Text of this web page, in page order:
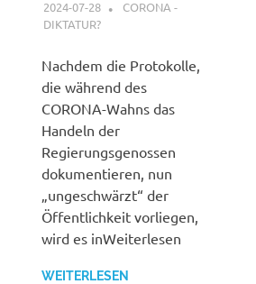
2024-07-28 XX
CORONA -
DIKTATUR?
Nachdem die Protokolle,
die während des
CORONA-Wahns das
Handeln der
Regierungsgenossen
dokumentieren, nun
„ungeschwärzt“ der
Öffentlichkeit vorliegen,
wird es inWeiterlesen
WEITERLESEN